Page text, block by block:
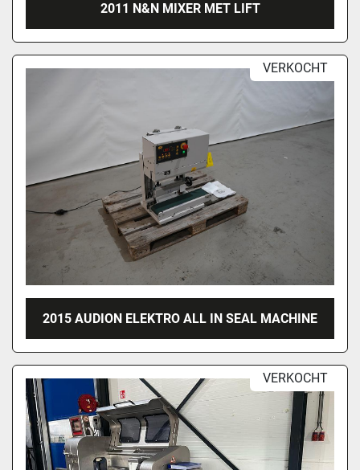
2011 N&N MIXER MET LIFT
VERKOCHT
2015 AUDION ELEKTRO ALL IN SEAL MACHINE
VERKOCHT